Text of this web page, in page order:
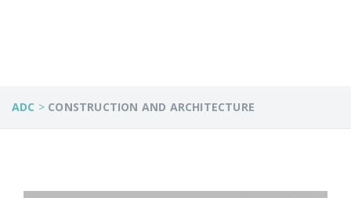
ADC > CONSTRUCTION AND ARCHITECTURE